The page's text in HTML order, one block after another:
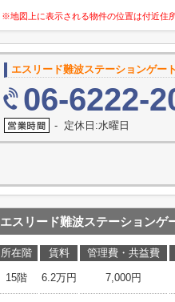
※地図上に表示される物件の位置は付近住
エスリード難波ステーションゲー
06-6222-
- 定休日:水曜日
エスリード難波ステーションゲ
所在階 賃料 管理費・共益費
15階
6.2万円 7,000円